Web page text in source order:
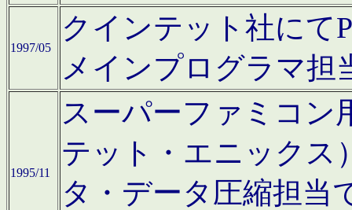
1997/05
クインテット社にて
メインプログラマ担
1995/11
スーパーファミコン
テット・エニックス
タ・データ圧縮担当